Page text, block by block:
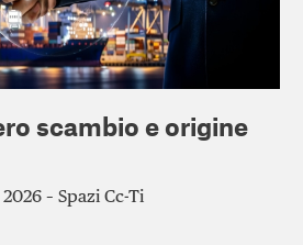
scambio e origine
– Spazi Cc-Ti